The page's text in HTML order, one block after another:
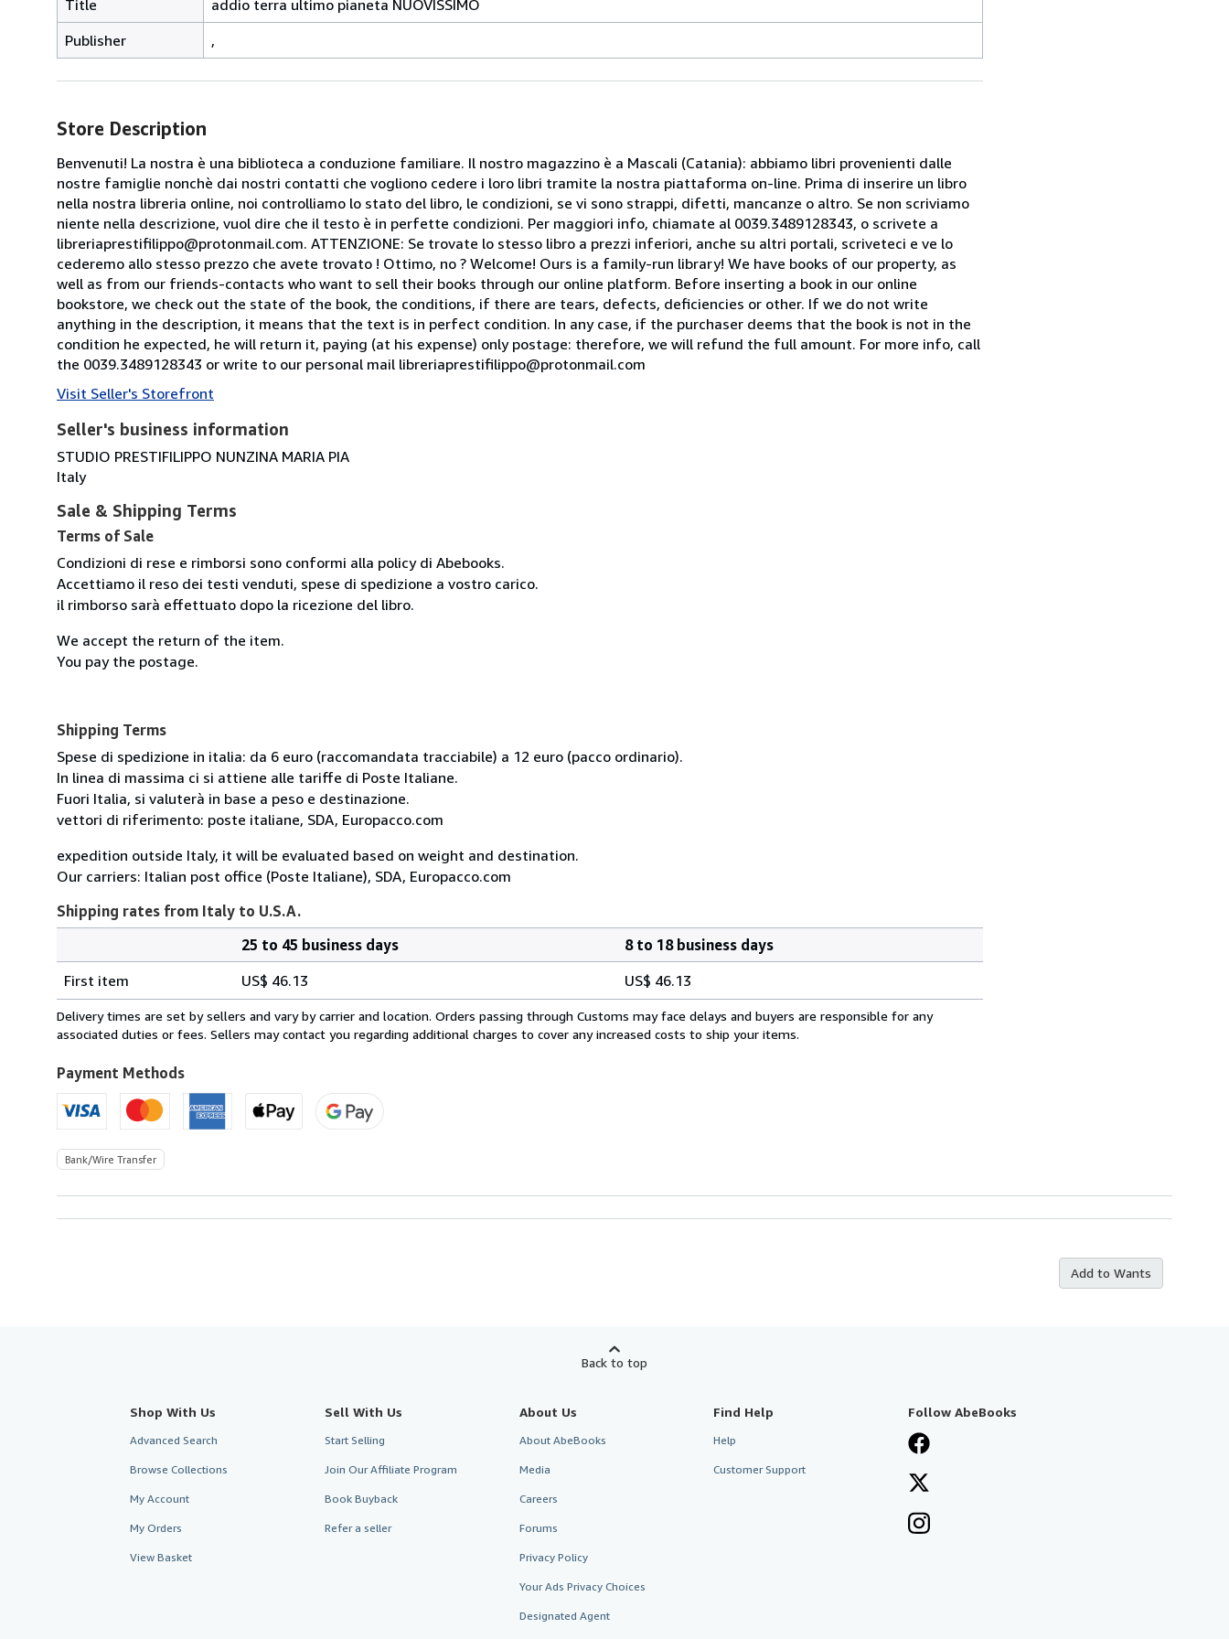
Title
addio terra ultimo pianeta NUOVISSIMO
Publisher
,
Store Description
Benvenuti! La nostra è una biblioteca a conduzione familiare. Il nostro magazzino è a Mascali (Catania): abbiamo libri provenienti dalle
nostre famiglie nonchè dai nostri contatti che vogliono cedere i loro libri tramite la nostra piattaforma on-line. Prima di inserire un libro
nella nostra libreria online, noi controlliamo lo stato del libro, le condizioni, se vi sono strappi, difetti, mancanze o altro. Se non scriviamo
niente nella descrizione, vuol dire che il testo è in perfette condizioni. Per maggiori info, chiamate al 0039.3489128343, o scrivete a
libreriaprestifilippo@protonmail.com. ATTENZIONE: Se trovate lo stesso libro a prezzi inferiori, anche su altri portali, scriveteci e ve lo
cederemo allo stesso prezzo che avete trovato ! Ottimo, no ? Welcome! Ours is a family-run library! We have books of our property, as
well as from our friends-contacts who want to sell their books through our online platform. Before inserting a book in our online
bookstore, we check out the state of the book, the conditions, if there are tears, defects, deficiencies or other. If we do not write
anything in the description, it means that the text is in perfect condition. In any case, if the purchaser deems that the book is not in the
condition he expected, he will return it, paying (at his expense) only postage: therefore, we will refund the full amount. For more info, call
the 0039.3489128343 or write to our personal mail libreriaprestifilippo@protonmail.com
Visit Seller's Storefront
Seller's business information
STUDIO PRESTIFILIPPO NUNZINA MARIA PIA
Italy
Sale & Shipping Terms
Terms of Sale
Condizioni di rese e rimborsi sono conformi alla policy di Abebooks.
Accettiamo il reso dei testi venduti, spese di spedizione a vostro carico.
il rimborso sarà effettuato dopo la ricezione del libro.
We accept the return of the item.
You pay the postage.
Shipping Terms
Spese di spedizione in italia: da 6 euro (raccomandata tracciabile) a 12 euro (pacco ordinario).
In linea di massima ci si attiene alle tariffe di Poste Italiane.
Fuori Italia, si valuterà in base a peso e destinazione.
vettori di riferimento: poste italiane, SDA, Europacco.com
expedition outside Italy, it will be evaluated based on weight and destination.
Our carriers: Italian post office (Poste Italiane), SDA, Europacco.com
Shipping rates from Italy to U.S.A.
rates
from
Italy
U.S.A.
25 to 45 business days
8 to 18 business days
First item
US$ 46.13 US$ 46.13
Delivery times are set by sellers and vary by carrier and location. Orders passing through Customs may face delays and buyers are responsible for any
associated duties or fees. Sellers may contact you regarding additional charges to cover any increased costs to ship your items.
Payment Methods
Bank/Wire Transfer
Add to Wants
Back to top
Shop With Us
Advanced Search
Browse Collections
My Account
My Orders
View Basket
Sell With Us
Start Selling
Join Our Affiliate Program
Book Buyback
Refer a seller
About Us
About AbeBooks
Media
Careers
Forums
Privacy Policy
Your Ads Privacy Choices
Designated Agent
Find Help
Help
Customer Support
Follow AbeBooks